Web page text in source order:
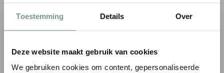
Toestemming Details Over
Deze website maakt gebruik van cookies
We gebruiken cookies om content, gepersonaliseerde
Plinten kopen in Antwerpen
Plinten kunnen het verschil maken in de uitstraling van een
kamer. In Antwerpen, waar historie en modern wonen
afwerking toevoegen aan je woning. Van klassieke plinten tot
moderne varianten, STYQX biedt een groot aanbod dat